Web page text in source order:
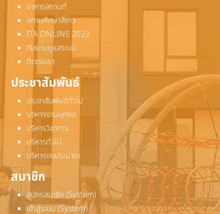
อาคารสถานที่
สถานศึกษาสีขาว
ITA ONLINE 2023
ทีมงานดูแลระบบ
ติดต่อเรา
ประชาสัมพันธ์
ประชาสัมพันธ์ทั่วไป
บริหารงานบุคคล
บริหารวิชาการ
บริหารทั่วไป
บริหารงบประมาณ
สมาชิก
สมัครสมาชิก (System)
เข้าสู่ระบบ (System)